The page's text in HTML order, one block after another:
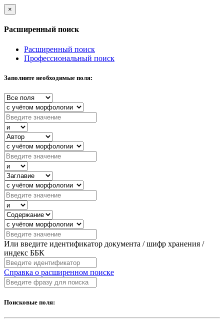
×
Расширенный поиск
Расширенный поиск
Профессиональный поиск
Заполните необходимые поля:
Или введите идентификатор документа / шифр хранения /
индекс ББК
Справка о расширенном поиске
Поисковые поля: